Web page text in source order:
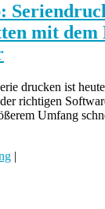
mit
drucken ist
richtigen
Umfang
|